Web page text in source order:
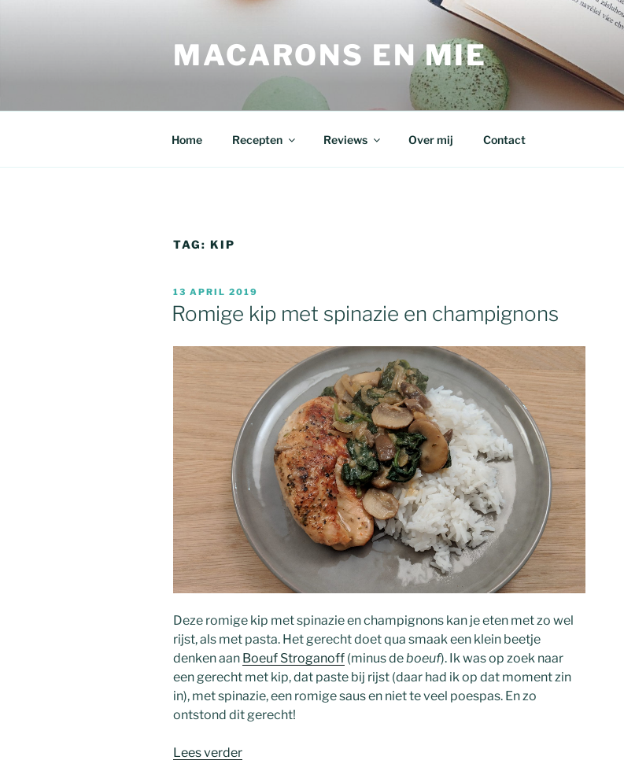
MACARONS EN MIE
Home Recepten Reviews Over mij Contact
TAG: KIP
GEPLAATST
OP
13 APRIL 2019
Romige kip met spinazie en champignons
Deze romige kip met spinazie en champignons kan je eten met zo wel
rijst, als met pasta. Het gerecht doet qua smaak een klein beetje
denken aan Boeuf Stroganoff (minus deboeuf). Ik was op zoek naar
een gerecht met kip, dat paste bij rijst (daar had ik op dat moment zin
in), met spinazie, een romige saus en niet te veel poespas. En zo
ontstond dit gerecht!
Lees verder“Romige